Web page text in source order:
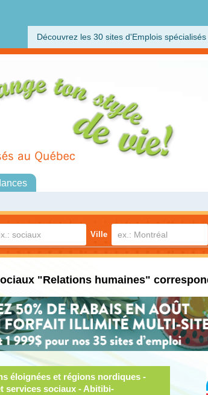
Découvrez les 30 sites d'Emplois spécialisés
Ville
"Relations humaines"
éloignées et régions nordiques -
services sociaux - Abitibi-